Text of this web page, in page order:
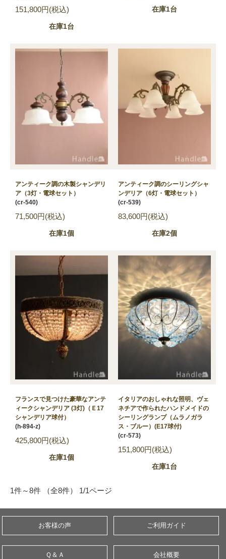
151,800円(税込)
在庫1台
在庫1台
アンティーク調の木製シャンデリ
ア（3灯・電球セット）
(cr-540)
71,500円(税込)
在庫1個
アンティーク調のシーリングシャ
ンデリア（6灯・電球セット）
(cr-539)
83,600円(税込)
在庫2個
フランスで見つけた豪華なアンテ
ィークシャンデリア (3灯)（Ｅ17
シャンデリア球付）
(h-894-z)
425,800円(税込)
在庫1個
イタリアのおしゃれな照明、ヴェ
ネチアで作られたハンドメイドの
シーリングランプ（ムラノガラ
ス・ブルー）(E17球付)
(cr-573)
151,800円(税込)
在庫1台
1件～8件 （全8件） 1/1ページ
お客様の声 ご利用ガイド
Ｑ＆Ａ 会社概要